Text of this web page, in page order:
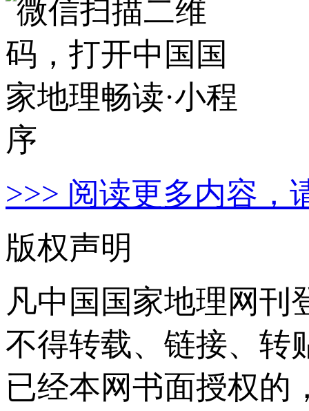
>>> 阅读更多内容，
版权声明
凡中国国家地理网刊
不得转载、链接、转
已经本网书面授权的